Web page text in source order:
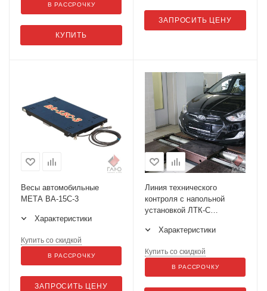
КУПИТЬ
В РАССРОЧКУ
ЗАПРОСИТЬ ЦЕНУ
Весы автомобильные
МЕТА ВА-15С-3
Характеристики
ЗАПРОСИТЬ ЦЕНУ
Купить со скидкой
В РАССРОЧКУ
Линия технического
контроля с напольной
установкой ЛТК-С
Характеристики
Купить со скидкой
В РАССРОЧКУ